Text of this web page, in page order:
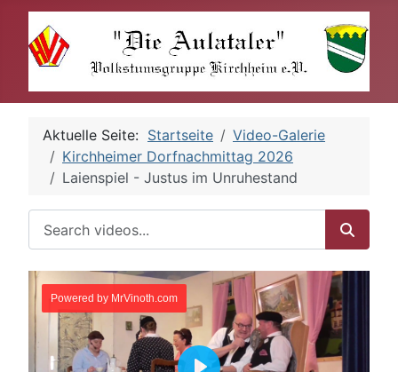
Aktuelle Seite: Startseite
Video-Galerie
Kirchheimer Dorfnachmittag 2026
Laienspiel - Justus im Unruhestand